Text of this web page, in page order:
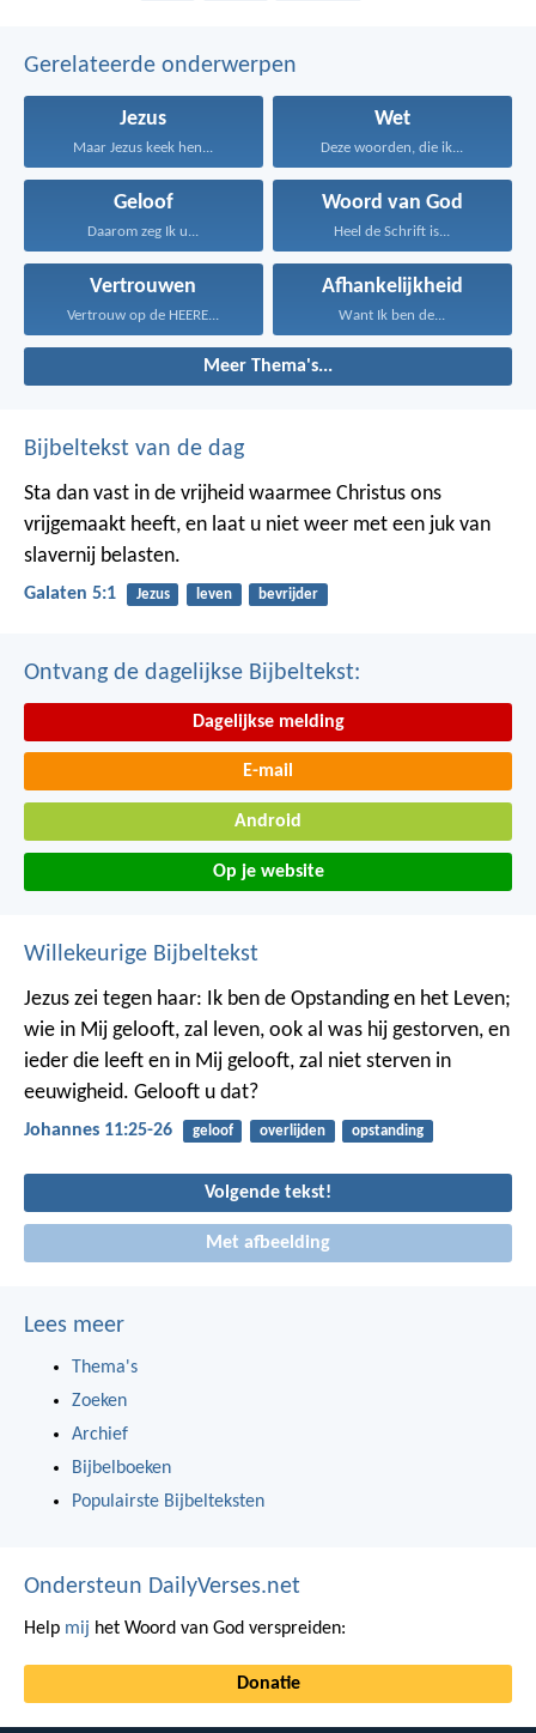
Gerelateerde onderwerpen
Jezus
Maar Jezus keek hen...
Wet
Deze woorden, die ik...
Geloof
Daarom zeg Ik u...
Woord van God
Heel de Schrift is...
Vertrouwen
Vertrouw op de HEERE...
Afhankelijkheid
Want Ik ben de...
Meer Thema's...
Bijbeltekst van de dag
Sta dan vast in de vrijheid waarmee Christus ons
vrijgemaakt heeft, en laat u niet weer met een juk van
slavernij belasten.
Galaten 5:1 Jezus leven bevrijder
Ontvang de dagelijkse Bijbeltekst:
Dagelijkse melding
E-mail
Android
Op je website
Willekeurige Bijbeltekst
Jezus zei tegen haar: Ik ben de Opstanding en het Leven;
wie in Mij gelooft, zal leven, ook al was hij gestorven, en
ieder die leeft en in Mij gelooft, zal niet sterven in
eeuwigheid. Gelooft u dat?
Johannes 11:25-26 geloof overlijden opstanding
Volgende tekst!
Met afbeelding
Lees meer
Thema's
Zoeken
Archief
Bijbelboeken
Populairste Bijbelteksten
Ondersteun DailyVerses.net
Help mij het Woord van God verspreiden:
Donatie